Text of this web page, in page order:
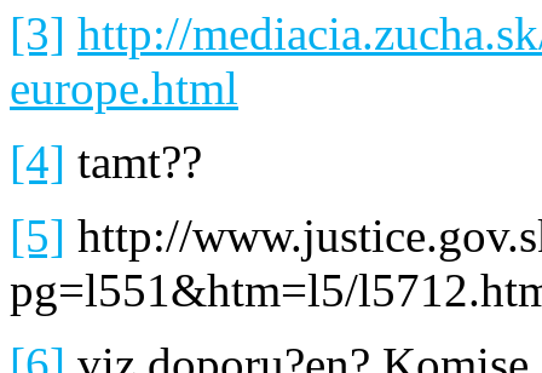
[3] http://
europe.html
[4] tamt??
[5] http://
pg=l551&htm=l5/